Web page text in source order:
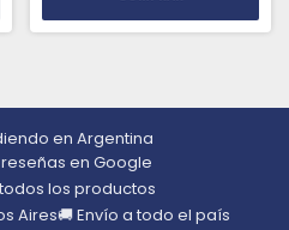
en Argentina
reseñas en Google
los productos
Aires🚚 Envío a todo el país